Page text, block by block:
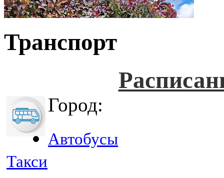
Транспорт
Город:
Автобусы
Такси